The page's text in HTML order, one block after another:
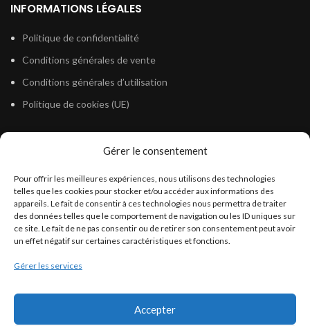
Gérer le consentement
Pour offrir les meilleures expériences, nous utilisons des technologies
telles que les cookies pour stocker et/ou accéder aux informations des
appareils. Le fait de consentir à ces technologies nous permettra de traiter
des données telles que le comportement de navigation ou les ID uniques sur
ce site. Le fait de ne pas consentir ou de retirer son consentement peut avoir
un effet négatif sur certaines caractéristiques et fonctions.
Gérer les services
Accepter
INFORMATIONS LÉGALES
Politique de confidentialité
Conditions générales de vente
Conditions générales d’utilisation
Politique de cookies (UE)
Législation Gasoil Fioul GNR
Législation Essence
Législation Adblue
Législation Eau
Législation Lubrifiant
Législation Phytosanitaire